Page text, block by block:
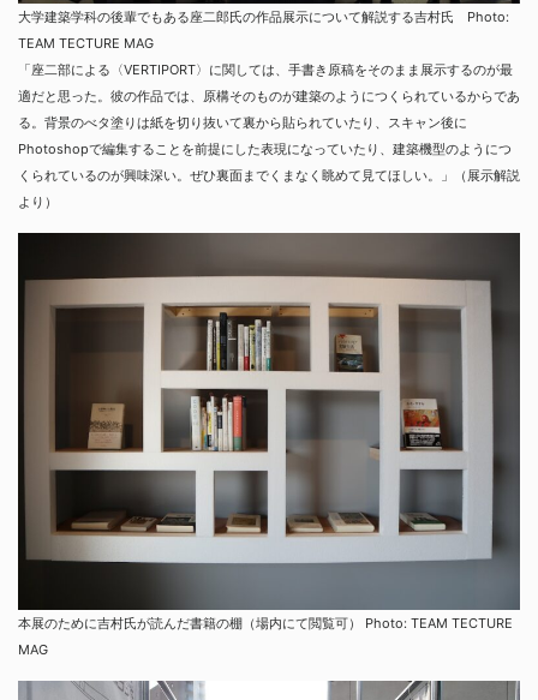
大学建築学科の後輩でもある座二郎氏の作品展示について解説する吉村氏 Photo:
TEAM TECTURE MAG
「座二部による〈VERTIPORT〉に関しては、手書き原稿をそのまま展示するのが最
適だと思った。彼の作品では、原構そのものが建築のようにつくられているからであ
る。背景のべタ塗りは紙を切り抜いて裏から貼られていたり、スキャン後に
Photoshopで編集することを前提にした表現になっていたり、建築機型のようにつ
くられているのが興味深い。ぜひ裏面までくまなく眺めて見てほしい。」（展示解説
より）
本展のために吉村氏が読んだ書籍の棚（場内にて閲覧可） Photo: TEAM TECTURE
MAG